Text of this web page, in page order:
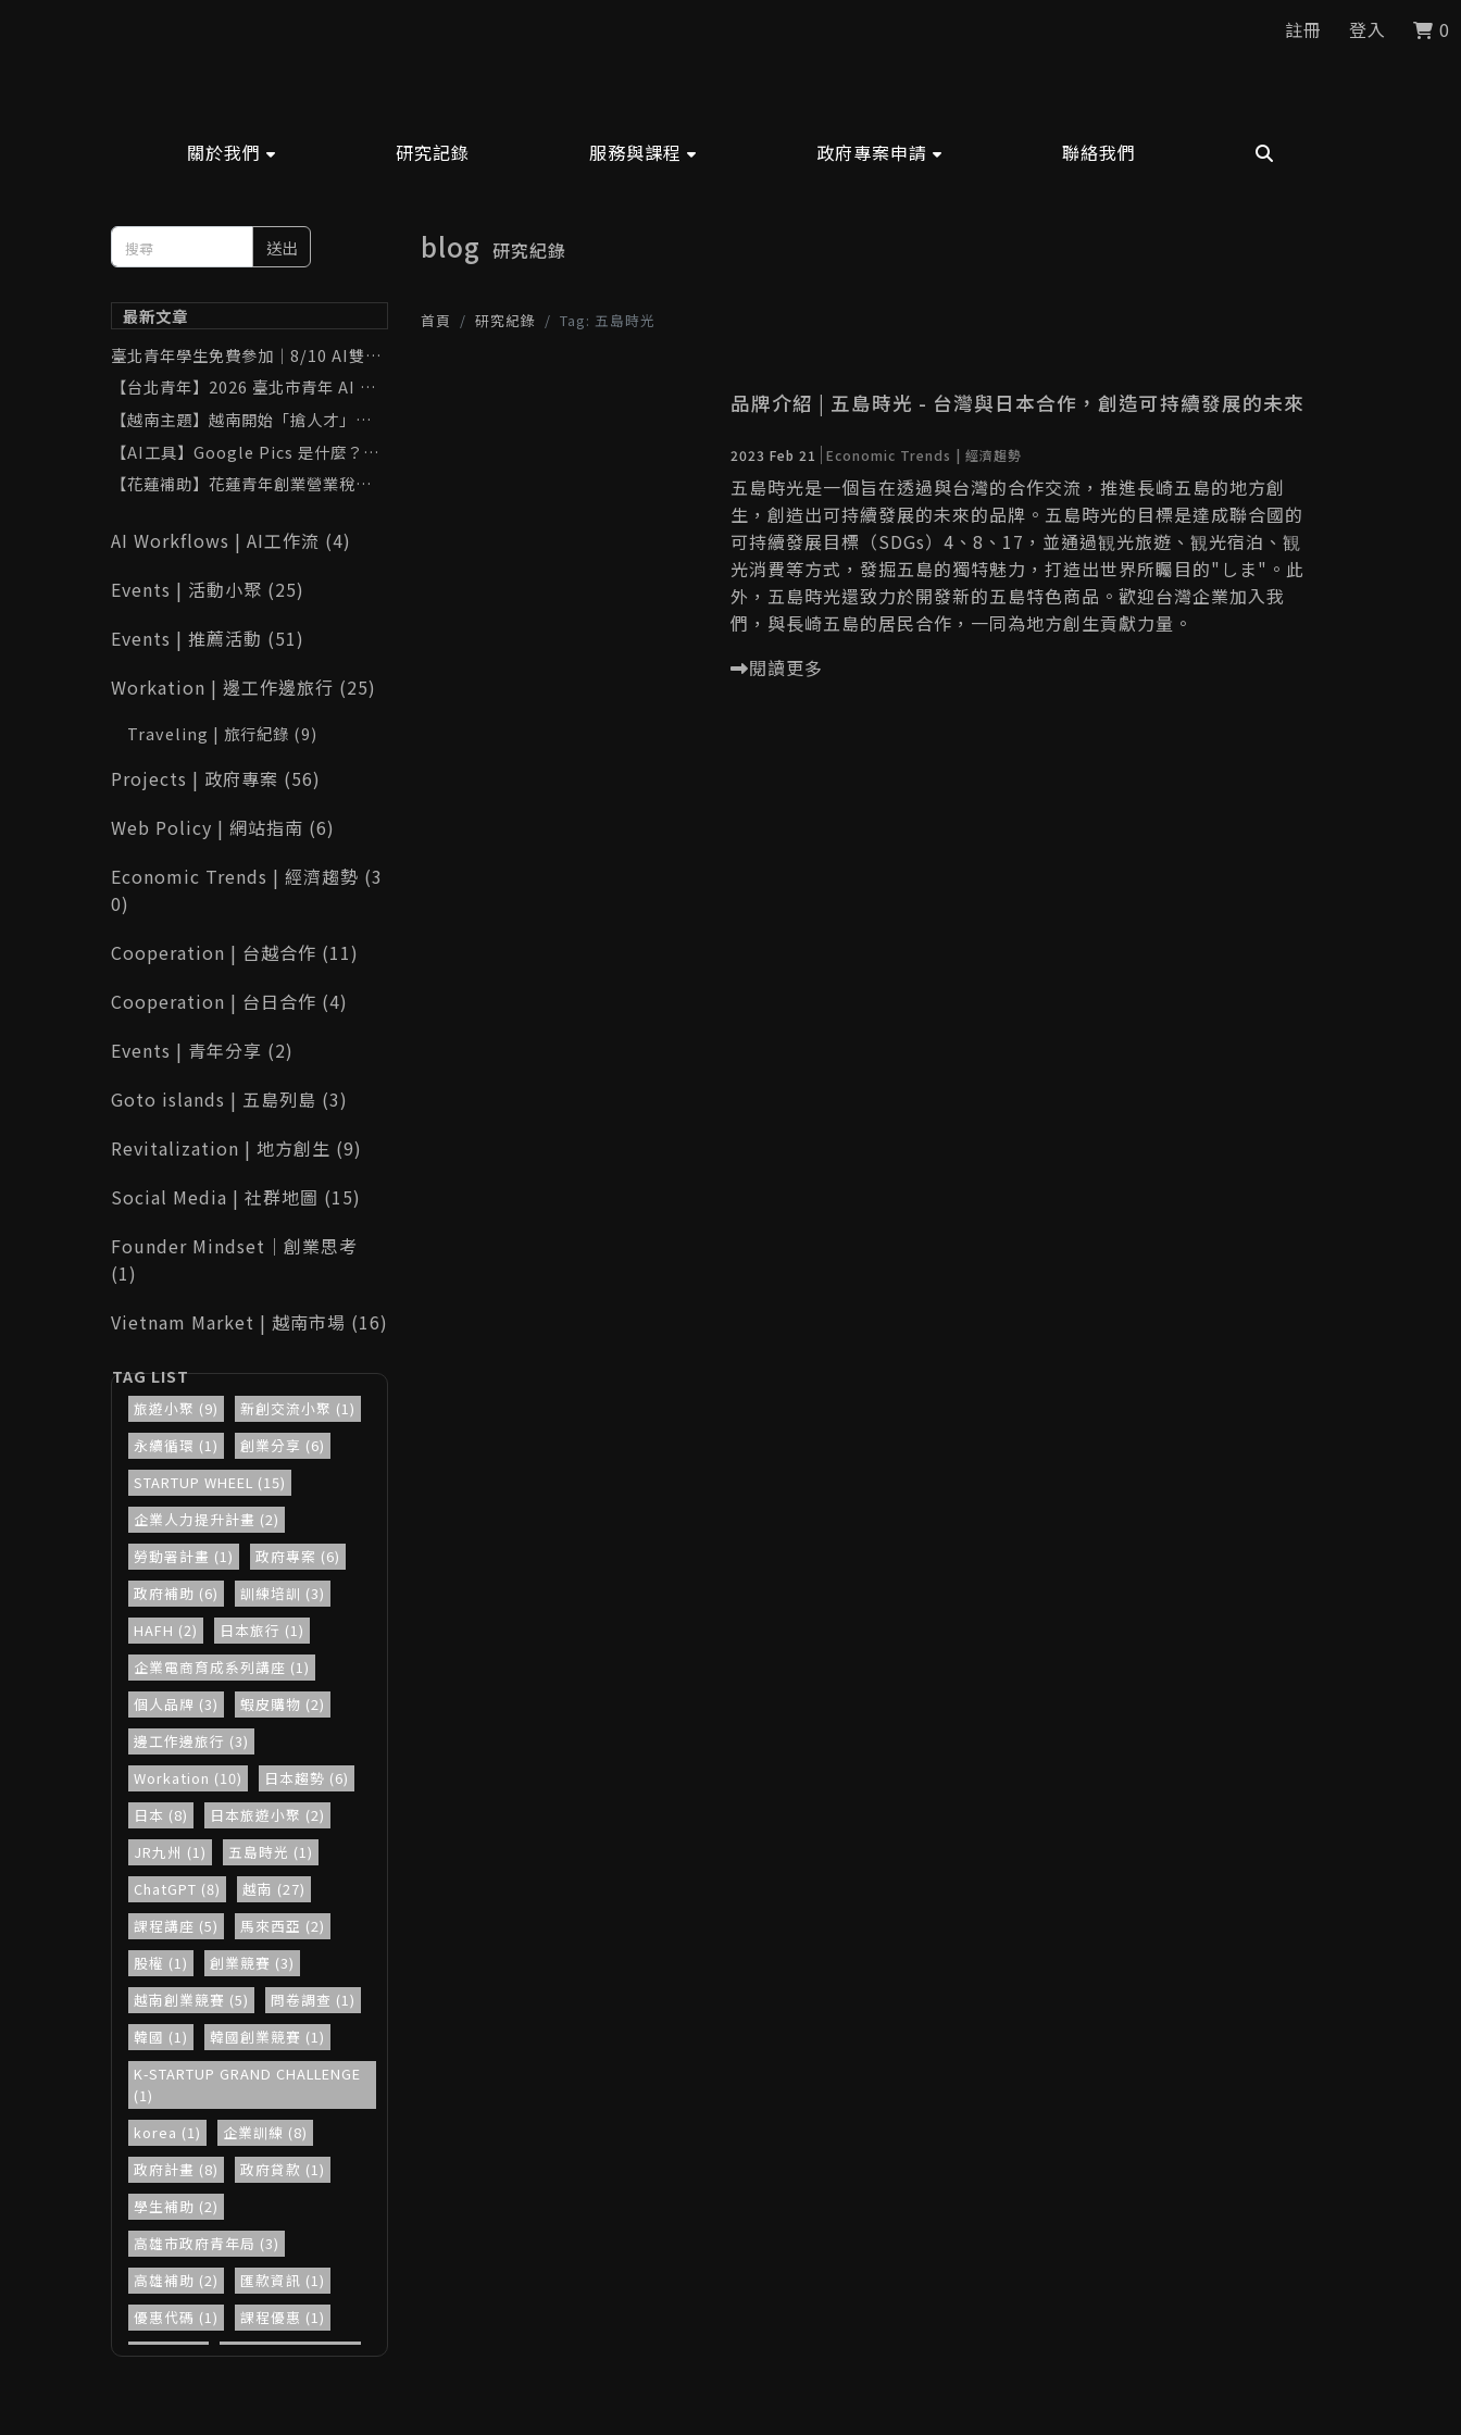
註冊 登入 0
關於我們 研究記錄 服務與課程 政府專案申請 聯絡我們
送出
最新文章
臺北青年學生免費參加｜8/10 AI雙助
手實戰班：ChatGPT × Gemini 學
習與職場應用
【台北青年】2026 臺北市青年 AI 工
具補助完整攻略｜ChatGPT、Gemin
i、Canva 最高補助 8,000 元
【越南主題】越南開始「搶人才」了！
胡志明市祭出 AI 與半導體人才補助，
台灣可以從中學到什麼？
【AI工具】Google Pics 是什麼？用
「黑貓打網球」實測 AI 圖像生成與局
部修改功能
【花蓮補助】花蓮青年創業營業稅補助
內容與完整攻略一次看
AI Workflows | AI工作流 (4)
Events | 活動小聚 (25)
Events | 推薦活動 (51)
Workation | 邊工作邊旅行 (25)
Traveling | 旅行紀錄 (9)
Projects | 政府專案 (56)
Web Policy | 網站指南 (6)
Economic Trends | 經濟趨勢 (3
0)
Cooperation | 台越合作 (11)
Cooperation | 台日合作 (4)
Events | 青年分享 (2)
Goto islands | 五島列島 (3)
Revitalization | 地方創生 (9)
Social Media | 社群地圖 (15)
Founder Mindset｜創業思考
(1)
Vietnam Market | 越南市場 (16)
旅遊小聚 (9)
新創交流小聚 (1)
永續循環 (1)
創業分享 (6)
STARTUP WHEEL (15)
企業人力提升計畫 (2)
勞動署計畫 (1)
政府專案 (6)
政府補助 (6)
訓練培訓 (3)
HAFH (2)
日本旅行 (1)
企業電商育成系列講座 (1)
個人品牌 (3)
蝦皮購物 (2)
邊工作邊旅行 (3)
Workation (10)
日本趨勢 (6)
日本 (8)
日本旅遊小聚 (2)
JR九州 (1)
五島時光 (1)
ChatGPT (8)
越南 (27)
課程講座 (5)
馬來西亞 (2)
股權 (1)
創業競賽 (3)
越南創業競賽 (5)
問卷調查 (1)
韓國 (1)
韓國創業競賽 (1)
K-STARTUP GRAND CHALLENGE
(1)
korea (1)
企業訓練 (8)
政府計畫 (8)
政府貸款 (1)
學生補助 (2)
高雄市政府青年局 (3)
高雄補助 (2)
匯款資訊 (1)
優惠代碼 (1)
課程優惠 (1)
勞動部 (4)
中高齡穩定就業 (1)
blog 研究紀錄
首頁 研究紀錄 Tag: 五島時光
品牌介紹 | 五島時光 - 台灣與日本合作，創造可持續發展的未來
2023 Feb 21 Economic Trends | 經濟趨勢
五島時光是一個旨在透過與台灣的合作交流，推進長崎五島的地方創
生，創造出可持續發展的未來的品牌。五島時光的目標是達成聯合國的
可持續發展目標（SDGs）4、8、17，並通過観光旅遊、観光宿泊、観
光消費等方式，發掘五島的獨特魅力，打造出世界所矚目的"しま"。此
外，五島時光還致力於開發新的五島特色商品。歡迎台灣企業加入我
們，與長崎五島的居民合作，一同為地方創生貢獻力量。
閱讀更多